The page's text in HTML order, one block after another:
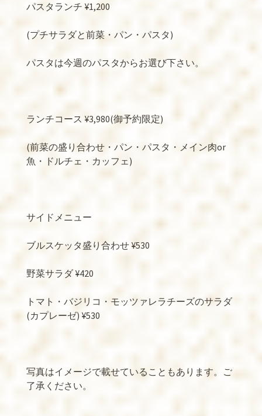
パスタランチ ¥1,200
(プチサラダと前菜・パン・パスタ)
パスタは今週のパスタからお選び下さい。
ランチコース ¥3,980(御予約限定)
(前菜の盛り合わせ・パン・パスタ・メイン肉or
魚・ドルチェ・カッフェ)
サイドメニュー
ブルスケッタ盛り合わせ ¥530
野菜サラダ ¥420
トマト・バジリコ・モッツァレラチーズのサラダ
(カプレーゼ) ¥530
写真はイメージで載せていることもあります。ご
了承ください。